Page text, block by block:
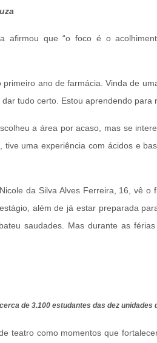
que “o foco é o
ano de farmácia. Vinda de
tudo certo. Estou aprendendo
a área por acaso, mas se
uma experiência com ácidos e
da Silva Alves Ferreira, 16, vê
além de já estar preparada
saudades. Mas durante as
de 3.100 estudantes das dez unidades
teatro como momentos que